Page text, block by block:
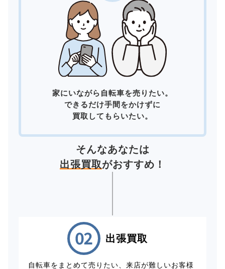
家にいながら自転車を売りたい。
できるだけ手間をかけずに
買取してもらいたい。
そんなあなたは
出張買取がおすすめ！
出張買取
自転車をまとめて売りたい、来店が難しいお客様